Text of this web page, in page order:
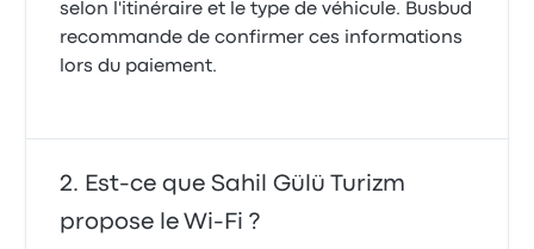
selon l'itinéraire et le type de véhicule. Busbud
recommande de confirmer ces informations
lors du paiement.
Est-ce que Sahil Gülü Turizm
propose le Wi-Fi ?